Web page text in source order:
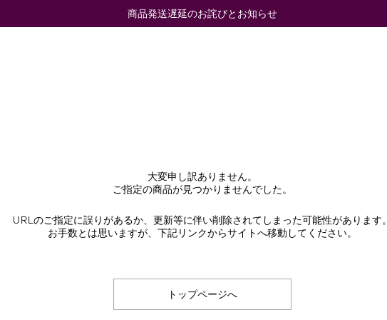
商品発送遅延のお詫びとお知らせ
大変申し訳ありません。
ご指定の商品が見つかりませんでした。
URLのご指定に誤りがあるか、更新等に伴い削除されてしまった可能性があります。
お手数とは思いますが、下記リンクからサイトへ移動してください。
トップページへ